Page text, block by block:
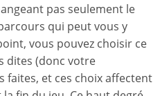
pas seulement le
qui peut vous y
vous pouvez choisir ce
dites (donc votre
faites, et ces choix affectent